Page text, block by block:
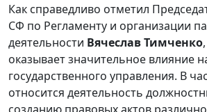
Как справедливо отметил
СФ по Регламенту и организации
деятельности Вячеслав Тимченко
оказывает значительное влияние
государственного управления. В
относится деятельность
созданию правовых актов